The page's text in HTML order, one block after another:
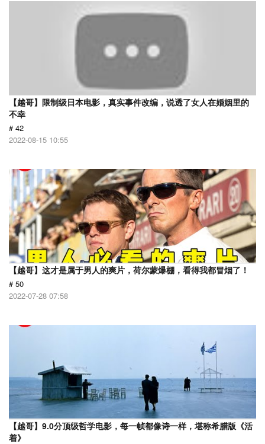
【越哥】限制级日本电影，真实事件改编，说透了女人在婚姻里的
不幸
# 42
2022-08-15 10:55
【越哥】这才是属于男人的爽片，荷尔蒙爆棚，看得我都冒烟了！
# 50
2022-07-28 07:58
【越哥】9.0分顶级哲学电影，每一帧都像诗一样，堪称希腊版《活
着》